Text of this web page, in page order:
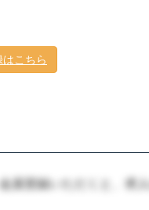
こちら
員登録いただくと、求